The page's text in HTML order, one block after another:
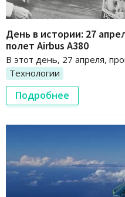
День в истории: 27
полет Airbus А380
В этот день, 27 апреля,
Технологии
Подробнее